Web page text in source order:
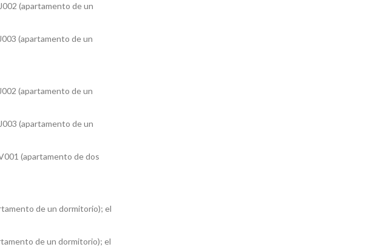
(apartamento de un
(apartamento de un
(apartamento de un
(apartamento de un
(apartamento de dos
de un dormitorio); el
de un dormitorio); el